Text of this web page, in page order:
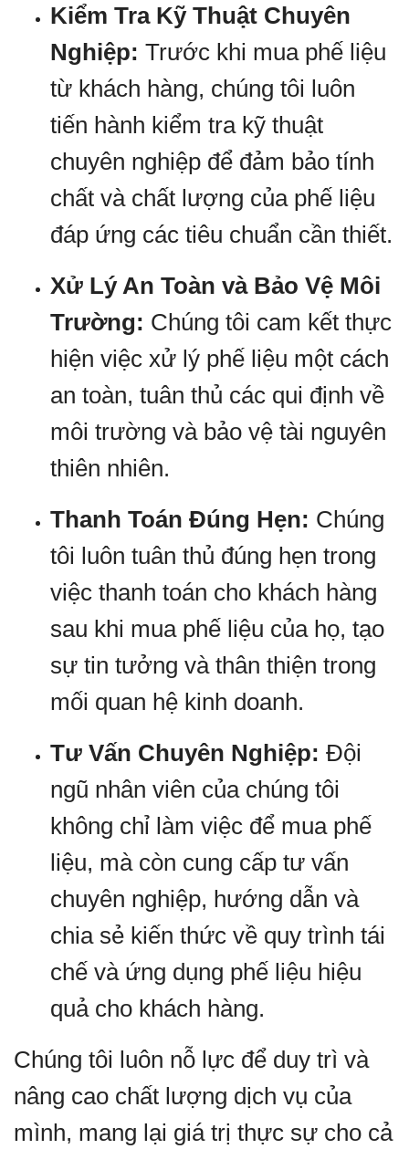
Kiểm Tra Kỹ Thuật Chuyên
Nghiệp: Trước khi mua phế liệu
từ khách hàng, chúng tôi luôn
tiến hành kiểm tra kỹ thuật
chuyên nghiệp để đảm bảo tính
chất và chất lượng của phế liệu
đáp ứng các tiêu chuẩn cần thiết.
Xử Lý An Toàn và Bảo Vệ Môi
Trường: Chúng tôi cam kết thực
hiện việc xử lý phế liệu một cách
an toàn, tuân thủ các qui định về
môi trường và bảo vệ tài nguyên
thiên nhiên.
Thanh Toán Đúng Hẹn: Chúng
tôi luôn tuân thủ đúng hẹn trong
việc thanh toán cho khách hàng
sau khi mua phế liệu của họ, tạo
sự tin tưởng và thân thiện trong
mối quan hệ kinh doanh.
Tư Vấn Chuyên Nghiệp: Đội
ngũ nhân viên của chúng tôi
không chỉ làm việc để mua phế
liệu, mà còn cung cấp tư vấn
chuyên nghiệp, hướng dẫn và
chia sẻ kiến thức về quy trình tái
chế và ứng dụng phế liệu hiệu
quả cho khách hàng.
Chúng tôi luôn nỗ lực để duy trì và
nâng cao chất lượng dịch vụ của
mình, mang lại giá trị thực sự cho cả